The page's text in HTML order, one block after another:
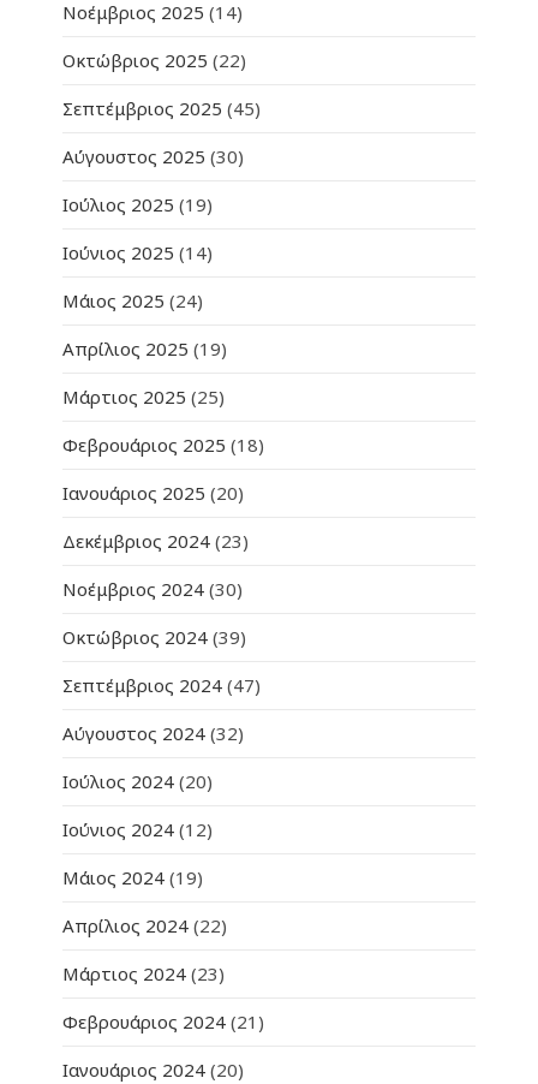
Νοέμβριος 2025 (14)
Οκτώβριος 2025 (22)
Σεπτέμβριος 2025 (45)
Αύγουστος 2025 (30)
Ιούλιος 2025 (19)
Ιούνιος 2025 (14)
Μάιος 2025 (24)
Απρίλιος 2025 (19)
Μάρτιος 2025 (25)
Φεβρουάριος 2025 (18)
Ιανουάριος 2025 (20)
Δεκέμβριος 2024 (23)
Νοέμβριος 2024 (30)
Οκτώβριος 2024 (39)
Σεπτέμβριος 2024 (47)
Αύγουστος 2024 (32)
Ιούλιος 2024 (20)
Ιούνιος 2024 (12)
Μάιος 2024 (19)
Απρίλιος 2024 (22)
Μάρτιος 2024 (23)
Φεβρουάριος 2024 (21)
Ιανουάριος 2024 (20)